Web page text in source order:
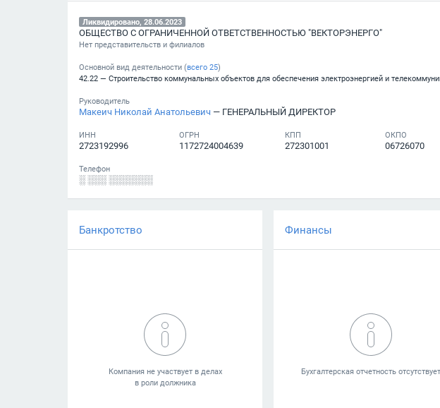
Ликвидировано, 28.06.2023
ОБЩЕСТВО С ОГРАНИЧЕННОЙ ОТВЕТСТВЕННОСТЬЮ "ВЕКТОРЭНЕРГО"
Нет представительств и филиалов
Основной вид деятельности (всего 25)
Руководитель
Макеич Николай Анатольевич — ГЕНЕРАЛЬНЫЙ ДИРЕКТОР
ИНН
2723192996
ОГРН
1172724004639
КПП
272301001
ОКПО
06726070
Телефон
░ ░░░ ░░░░░░░
Банкротство Финансы